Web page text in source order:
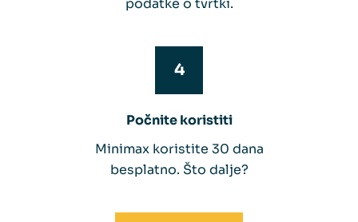
podatke o tvrtki.
Počnite koristiti
Minimax koristite 30 dana
besplatno. Što dalje?